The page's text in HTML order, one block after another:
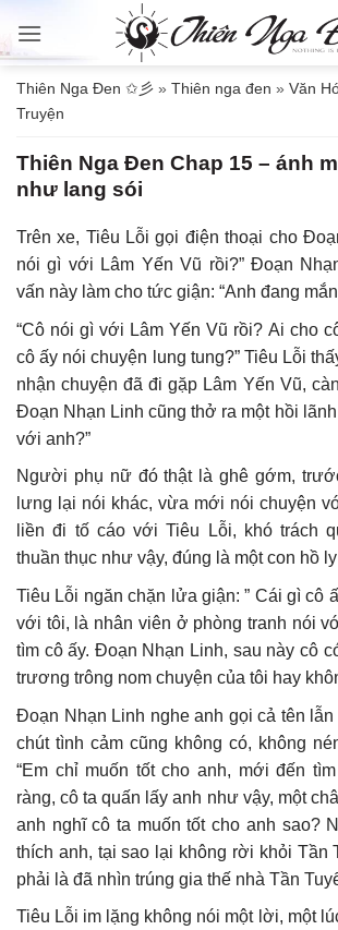
qua
dungThiên Nga Đen ✩彡 » Thiên nga đen » Văn
Truyện
Thiên Nga Đen Chap 15 – ánh
như lang sói
Trên xe, Tiêu Lỗi gọi điện thoại cho
nói gì với Lâm Yến Vũ rồi?” Đoạn
vấn này làm cho tức giận: “Anh đang
“Cô nói gì với Lâm Yến Vũ rồi? Ai cho
cô ấy nói chuyện lung tung?” Tiêu Lỗi
nhận chuyện đã đi gặp Lâm Yến Vũ,
Đoạn Nhạn Linh cũng thở ra một hồi lãnh
với anh?”
Người phụ nữ đó thật là ghê gớm,
lưng lại nói khác, vừa mới nói chuyện
liền đi tố cáo với Tiêu Lỗi, khó trách
thuần thục như vậy, đúng là một con hồ
Tiêu Lỗi ngăn chặn lửa giận: ” Cái gì cô
với tôi, là nhân viên ở phòng tranh nói
tìm cô ấy. Đoạn Nhạn Linh, sau này cô
trương trông nom chuyện của tôi hay
Đoạn Nhạn Linh nghe anh gọi cả tên lẫn
chút tình cảm cũng không có, không
“Em chỉ muốn tốt cho anh, mới đến
ràng, cô ta quấn lấy anh như vậy, một
anh nghĩ cô ta muốn tốt cho anh sao?
thích anh, tại sao lại không rời khỏi Tần
phải là đã nhìn trúng gia thế nhà Tần
Tiêu Lỗi im lặng không nói một lời, một